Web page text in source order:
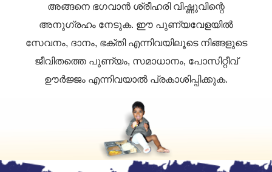
അങ്ങനെ ഭഗവാൻ ശ്രീഹരി വിഷ്ണുവിന്റെ
അനുഗ്രഹം നേടുക. ഈ പുണ്യവേളയിൽ
സേവനം, ദാനം, ഭക്തി എന്നിവയിലൂടെ നിങ്ങളുടെ
ജീവിതത്തെ പുണ്യം, സമാധാനം, പോസിറ്റീവ്
ഊർജ്ജം എന്നിവയാൽ പ്രകാശിപ്പിക്കുക.